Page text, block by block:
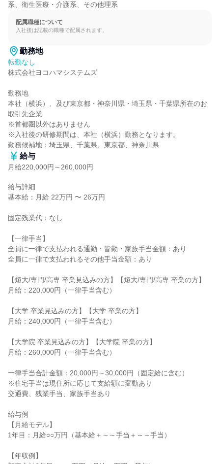
系、衛生医療・介護系、その他理系
配属職種について
入社後は記載の職種で配属されます。
勤務地
転勤なし
株式会社ヨコハマシステムズ
勤務地
本社（横浜）、及び東京都・神奈川県・埼玉県・千葉県所在のお
取引先企業
※首都圏以外はありません
※入社後の研修期間は、本社（横浜）勤務となります。
勤務候補地：埼玉県、千葉県、東京都、神奈川県
給与
月給220,000円～260,000円
給与詳細
基本給：月給 22万円 〜 26万円
固定残業代：なし
【一律手当】
全員に一律で支払われる通勤・皆勤・家族手当金額：あり
全員に一律で支払われるその他手当金額：あり
【短大/専門/高専 卒業見込みの方】【短大/専門/高専 卒業の方】
月給：220,000円（一律手当含む）
【大学 卒業見込みの方】【大学 卒業の方】
月給：240,000円（一律手当含む）
【大学院 卒業見込みの方】【大学院 卒業の方】
月給：260,000円（一律手当含む）
一律手当合計金額：20,000円～30,000円（固定給に含む）
※住宅手当は現住所に応じて支給額に変動あり
交通費、残業手当、家族手当あり
給与例
【月給モデル】
1年目：月給○○万円（基本給＋～～手当＋～～手当）
【年収例】